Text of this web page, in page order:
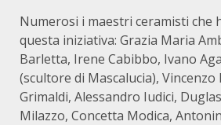
Numerosi i maestri ceramisti che
questa iniziativa: Grazia Maria
Barletta, Irene Cabibbo, Ivano
(scultore di Mascalucia), Vincenzo
Grimaldi, Alessandro Iudici,
Milazzo, Concetta Modica,